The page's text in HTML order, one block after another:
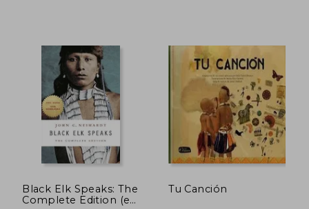
5%
dcto.
Black Elk Speaks: The
Complete Edition (en
Tu Canción